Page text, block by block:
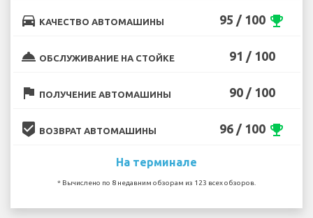
directions_car КАЧЕСТВО АВТОМАШИНЫ 95 / 100 emoji_events
room_service ОБСЛУЖИВАНИЕ НА СТОЙКЕ 91 / 100
flag ПОЛУЧЕНИЕ АВТОМАШИНЫ 90 / 100
beenhere ВОЗВРАТ АВТОМАШИНЫ 96 / 100 emoji_events
На терминале
* Вычислено по 8 недавним обзорам из 123 всех обзоров.